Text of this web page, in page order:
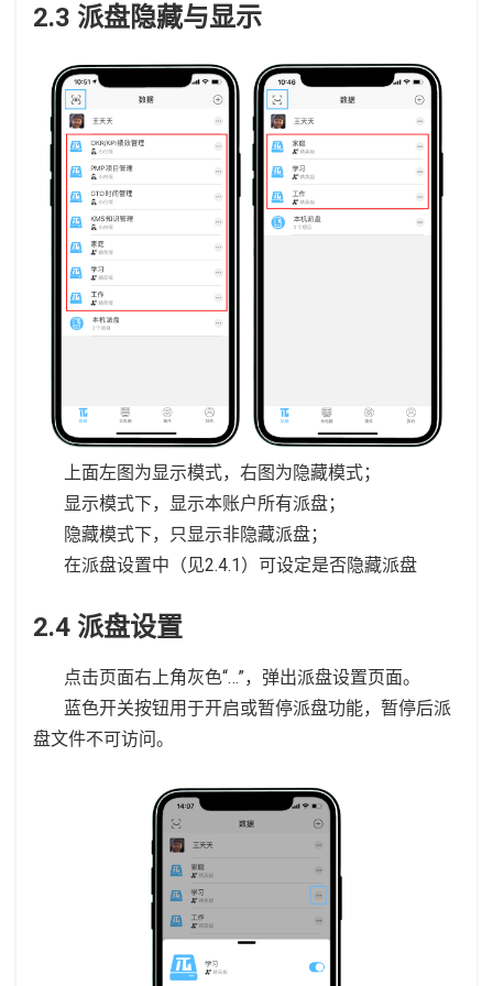
2.3 派盘隐藏与显示
上面左图为显示模式，右图为隐藏模式；
显示模式下，显示本账户所有派盘；
隐藏模式下，只显示非隐藏派盘；
在派盘设置中（见2.4.1）可设定是否隐藏派盘
2.4 派盘设置
点击页面右上角灰色“…”，弹出派盘设置页面。
蓝色开关按钮用于开启或暂停派盘功能，暂停后派
盘文件不可访问。